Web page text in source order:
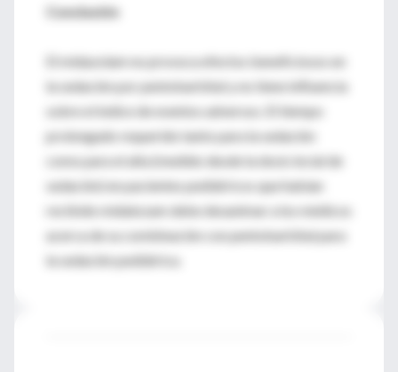
Conclusión
El midazolam no provoca efectos beneficiosos en
la sedación por pentobarbital y no tiene influencia
sobre el índice de eventos adversos. El tiempo
prolongado requerido tanto para la sedación
como para el alta (medido desde la dosis incial de
sedación) en pacientes pediátricos que habían
recibido midalozam debe desanimar a los médicos
acerca de su combinación con pentobarbital para
la sedación pediátrica.